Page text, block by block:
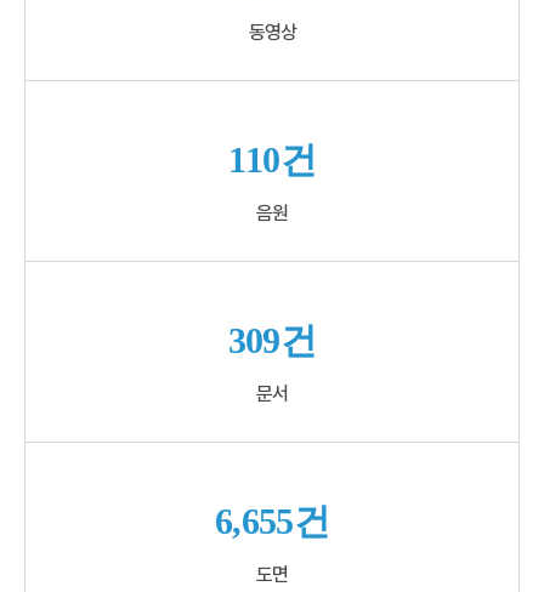
동영상
110건
음원
309건
문서
6,655건
도면